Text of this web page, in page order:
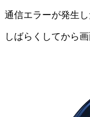
通信エラーが発生し
しばらくしてから